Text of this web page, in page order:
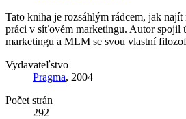
Tato kniha je rozsáhlým rádcem, jak
práci v síťovém marketingu. Autor spojil
marketingu a MLM se svou vlastní
Vydavateľstvo
Pragma, 2004
Počet strán
292